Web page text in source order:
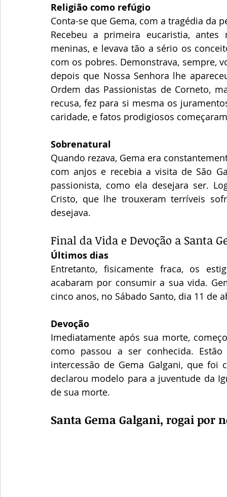
Religião como refúgio
Conta-se que Gema, com a tragédia da
Recebeu a primeira eucaristia,
meninas, e levava tão a sério os
com os pobres. Demonstrava, sempre,
depois que Nossa Senhora lhe
Ordem das Passionistas de Corneto,
recusa, fez para si mesma os
caridade, e fatos prodigiosos
Sobrenatural
Quando rezava, Gema era
com anjos e recebia a visita de São
passionista, como ela desejara ser.
Cristo, que lhe trouxeram terríveis
desejava.
Final da Vida e Devoção a Santa
Últimos dias
Entretanto, fisicamente fraca, os
acabaram por consumir a sua vida.
cinco anos, no Sábado Santo, dia 11 de
Devoção
Imediatamente após sua morte,
como passou a ser conhecida.
intercessão de Gema Galgani, que foi
declarou modelo para a juventude da
de sua morte.
Santa Gema Galgani, rogai por